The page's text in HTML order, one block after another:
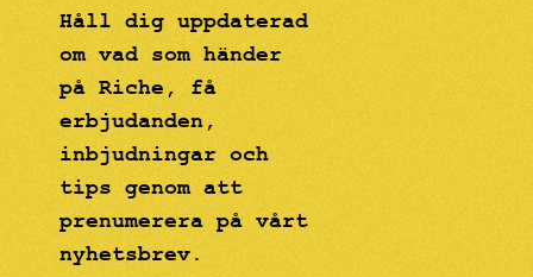
Håll dig uppdaterad
om vad som händer
på Riche, få
erbjudanden,
inbjudningar och
tips genom att
prenumerera på vårt
nyhetsbrev.